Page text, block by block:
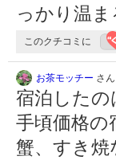
っかり温
このクチコミに
お茶モッチー さ
宿泊したの
手頃価格の
蟹、すき